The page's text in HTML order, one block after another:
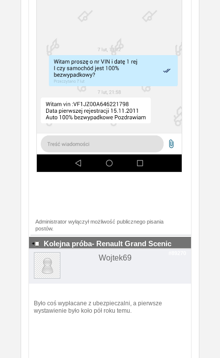
Administrator wyłączył możliwość publicznego pisania
postów.
Kolejna próba- Renault Grand Scenic
Wojtek69
Było coś wypłacane z ubezpieczalni, a pierwsze
wystawienie było koło pół roku temu.